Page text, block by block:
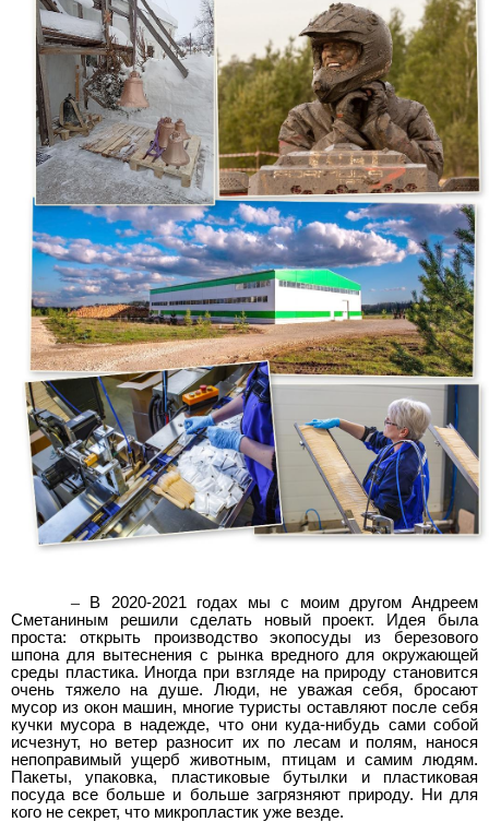
– В 2020-2021 годах мы с моим другом Андреем
Сметаниным решили сделать новый проект. Идея была
проста: открыть производство экопосуды из березового
шпона для вытеснения с рынка вредного для окружающей
среды пластика. Иногда при взгляде на природу становится
очень тяжело на душе. Люди, не уважая себя, бросают
мусор из окон машин, многие туристы оставляют после себя
кучки мусора в надежде, что они куда-нибудь сами собой
исчезнут, но ветер разносит их по лесам и полям, нанося
непоправимый ущерб животным, птицам и самим людям.
Пакеты, упаковка, пластиковые бутылки и пластиковая
посуда все больше и больше загрязняют природу. Ни для
кого не секрет, что микропластик уже везде.